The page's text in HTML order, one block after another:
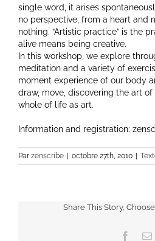
single word, it arises
no perspective, from a heart and
nothing. “Artistic practice” is the
alive means being creative.
In this workshop, we explore
meditation and a variety of
moment experience of our body
draw, move, discovering the art
whole of life as art.
Information and registration:
Par zenscribe octobre 27th, 2010
Share This Story,